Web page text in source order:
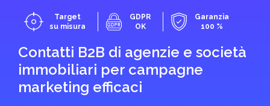
Target
su misura
GDPR
OK
Garanzia
100 %
Contatti B2B di agenzie e società
immobiliari per campagne
marketing efficaci